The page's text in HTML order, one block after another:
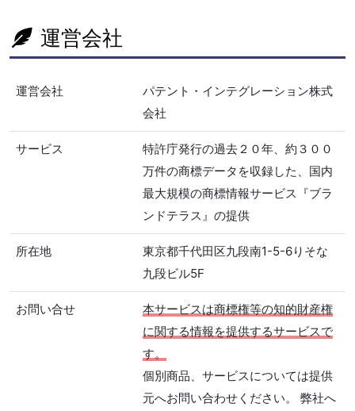
運営会社
運営会社
パテント・インテグレーション株式
会社
サービス
特許庁発行の過去２０年、約３００
万件の商標データを収録した、国内
最大規模の商標情報サービス『ブラ
ンドテラス』の提供
所在地
東京都千代田区九段南1-5-6りそな
九段ビル5F
お問い合せ
本サービスは商標権等の知的財産権
に関する情報を提供するサービスで
す。
個別商品、サービスについては提供
元へお問い合わせください。 弊社へ